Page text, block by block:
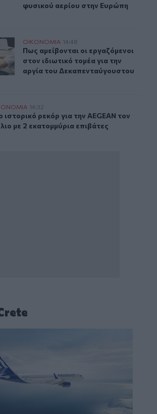
φυσικού αερίου στην Ευρώπη
οι εργαζόμενοι στον ιδιωτικό τομέα
ΟΙΚΟΝΟΜΙΑ 14:48
Πως αμείβονται οι εργαζόμενοι
Πως αμείβονται οι εργαζόμενοι
στον ιδιωτικό τομέα για την
αργία του Δεκαπενταύγουστου
για την AEGEAN τον Ιούλιο με 2
14:32
ιστορικό ρεκόρ για την AEGEAN τον
ιστορικό ρεκόρ για την AEGEAN τον
με 2 εκατομμύρια επιβάτες